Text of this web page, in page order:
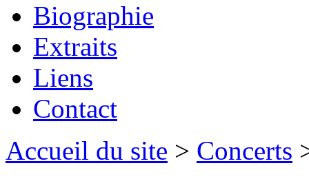
Biographie
Extraits
Liens
Contact
Accueil du site > Concerts